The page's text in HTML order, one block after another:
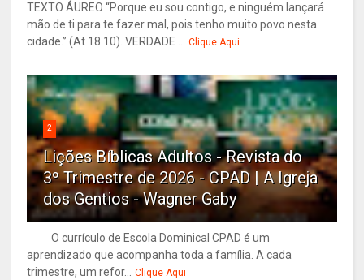
TEXTO ÁUREO “Porque eu sou contigo, e ninguém lançará
mão de ti para te fazer mal, pois tenho muito povo nesta
cidade.” (At 18.10). VERDADE ... Clique Aqui
2
Lições Bíblicas Adultos - Revista do
3º Trimestre de 2026 - CPAD | A Igreja
dos Gentios - Wagner Gaby
O currículo de Escola Dominical CPAD é um
aprendizado que acompanha toda a família. A cada
trimestre, um refor... Clique Aqui